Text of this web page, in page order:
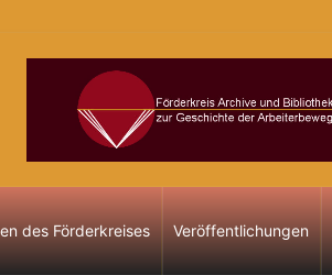
des Förderkreises Veröffentlichungen